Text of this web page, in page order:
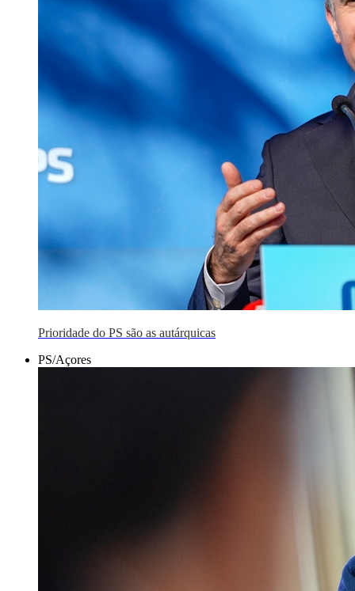
Prioridade do PS são as autárquicas
PS/Açores